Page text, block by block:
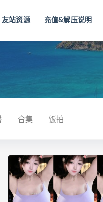
友站资源 充值&解压说明
合集 饭拍